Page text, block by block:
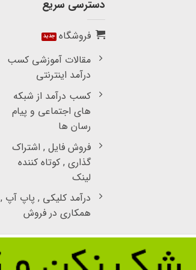
دسترسی سریع
فروشگاه
مقالات آموزشی کسب
درآمد اینترنتی
کسب درآمد از شبکه
های اجتماعی و پیام
رسان ها
فروش فایل , اشتراک
گذاری , کوتاه کننده
لینک
درآمد کلیکی , پاپ آپ ,
همکاری در فروش